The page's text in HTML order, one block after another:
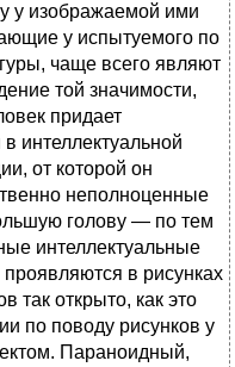
у изображаемой ими
у испытуемого по
чаще всего являют
той значимости,
придает
интеллектуальной
от которой он
неполноценные
голову — по тем
интеллектуальные
в рисунках
так открыто, как это
по поводу рисунков у
Параноидный,